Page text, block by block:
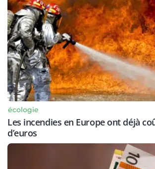
écologie
Les incendies en Europe ont déjà
d’euros